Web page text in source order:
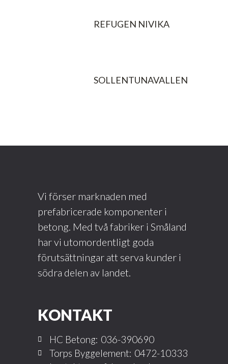
REFUGEN NIVIKA
SOLLENTUNAVALLEN
Vi förser marknaden med
prefabricerade komponenter i
betong. Med två fabriker i Småland
har vi utomordentligt goda
förutsättningar att serva kunder i
södra delen av landet.
KONTAKT
HC Betong: 036-390690
Torps Byggelement: 0472-10333